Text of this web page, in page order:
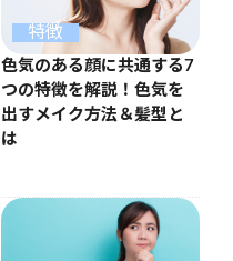
特徴
色気のある顔に共通する7
つの特徴を解説！色気を
出すメイク方法＆髪型と
は